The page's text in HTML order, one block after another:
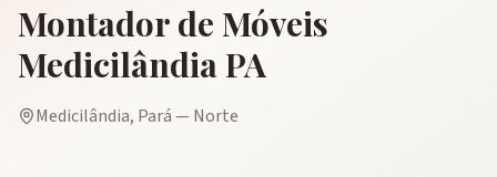
Montador de Móveis
MedicilândiaPA
Medicilândia, Pará— Norte